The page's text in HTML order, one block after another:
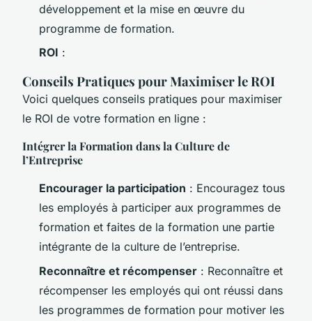
développement et la mise en œuvre du
programme de formation.
ROI :
Conseils Pratiques pour Maximiser le ROI
Voici quelques conseils pratiques pour maximiser
le ROI de votre formation en ligne :
Intégrer la Formation dans la Culture de
l’Entreprise
Encourager la participation : Encouragez tous
les employés à participer aux programmes de
formation et faites de la formation une partie
intégrante de la culture de l’entreprise.
Reconnaître et récompenser : Reconnaître et
récompenser les employés qui ont réussi dans
les programmes de formation pour motiver les